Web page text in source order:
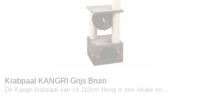
Krabpaal KANGRI Grijs Bruin
De Kangri krabpaal van ca 110cm Hoog is een ideale en…